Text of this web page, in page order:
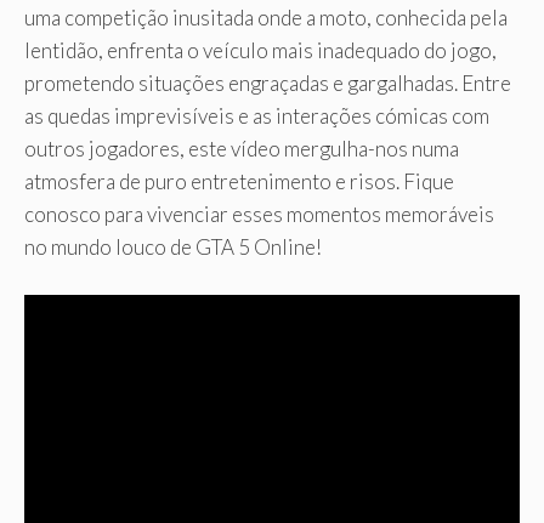
uma competição inusitada onde a moto, conhecida pela
lentidão, enfrenta o veículo mais inadequado do jogo,
prometendo situações engraçadas e gargalhadas. Entre
as quedas imprevisíveis e as interações cómicas com
outros jogadores, este vídeo mergulha-nos numa
atmosfera de puro entretenimento e risos. Fique
conosco para vivenciar esses momentos memoráveis ​​
no mundo louco de GTA 5 Online!